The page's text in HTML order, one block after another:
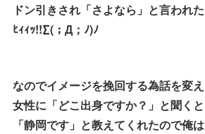
ドン引きされ「さよなら」と言われた
ﾋｨｨｯ!!∑(；Д；ﾉ)ﾉ
なのでイメージを挽回する為話を変え
女性に「どこ出身ですか？」と聞くと
「静岡です」と教えてくれたので俺は